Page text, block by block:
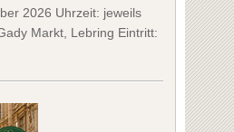
2026 Uhrzeit: jeweils
Markt, Lebring Eintritt: